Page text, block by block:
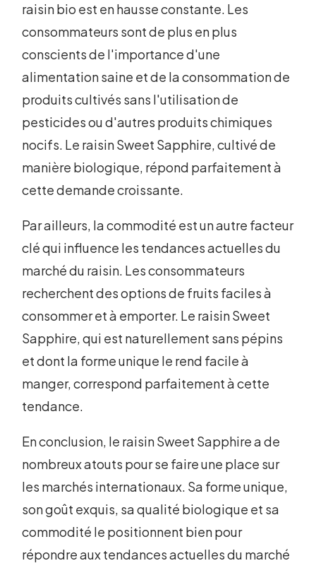
raisin bio est en hausse constante. Les
consommateurs sont de plus en plus
conscients de l'importance d'une
alimentation saine et de la consommation de
produits cultivés sans l'utilisation de
pesticides ou d'autres produits chimiques
nocifs. Le raisin Sweet Sapphire, cultivé de
manière biologique, répond parfaitement à
cette demande croissante.
Par ailleurs, la commodité est un autre facteur
clé qui influence les tendances actuelles du
marché du raisin. Les consommateurs
recherchent des options de fruits faciles à
consommer et à emporter. Le raisin Sweet
Sapphire, qui est naturellement sans pépins
et dont la forme unique le rend facile à
manger, correspond parfaitement à cette
tendance.
En conclusion, le raisin Sweet Sapphire a de
nombreux atouts pour se faire une place sur
les marchés internationaux. Sa forme unique,
son goût exquis, sa qualité biologique et sa
commodité le positionnent bien pour
répondre aux tendances actuelles du marché